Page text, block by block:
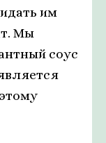
им
Мы
соус